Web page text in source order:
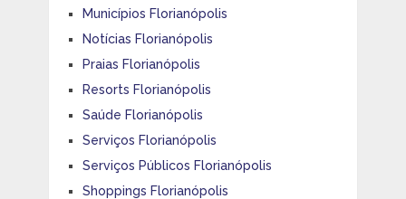
Municípios Florianópolis
Notícias Florianópolis
Praias Florianópolis
Resorts Florianópolis
Saúde Florianópolis
Serviços Florianópolis
Serviços Públicos Florianópolis
Shoppings Florianópolis